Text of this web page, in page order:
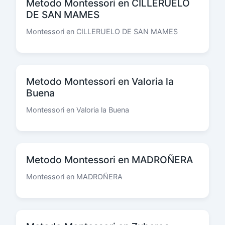
Metodo Montessori en CILLERUELO
DE SAN MAMES
Montessori en CILLERUELO DE SAN MAMES
Metodo Montessori en Valoria la
Buena
Montessori en Valoria la Buena
Metodo Montessori en MADROÑERA
Montessori en MADROÑERA